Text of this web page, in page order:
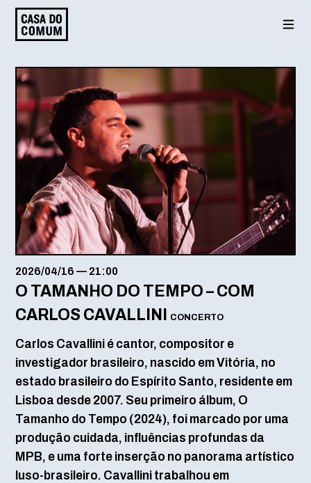
Saltar
para
conteúdo
2026/04/16 — 21:00
O TAMANHO DO TEMPO – COM
CARLOS CAVALLINI CONCERTO
Carlos Cavallini é cantor, compositor e
investigador brasileiro, nascido em Vitória, no
estado brasileiro do Espírito Santo, residente em
Lisboa desde 2007. Seu primeiro álbum, O
Tamanho do Tempo (2024), foi marcado por uma
produção cuidada, influências profundas da
MPB, e uma forte inserção no panorama artístico
luso-brasileiro. Cavallini trabalhou em